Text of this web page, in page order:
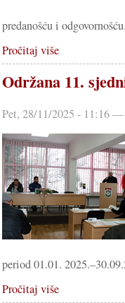
predanošću i
Pročitaj više
Održana 11.
Pet, 28/11/2025 - 11:16
period 01.01.
Pročitaj više